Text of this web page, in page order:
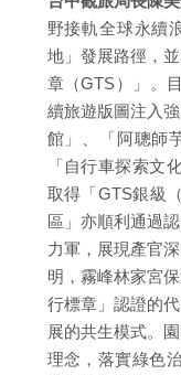
野接軌全球永續
地」發展路徑，
章（GTS）」。
續旅遊版圖注入
館」、「阿聰師
「自行車探索文
取得「GTS銀級
區」亦順利通過
力軍，展現產官
明，霧峰林家宮
行標章」認證的
展的共生模式。
理念，落實綠色